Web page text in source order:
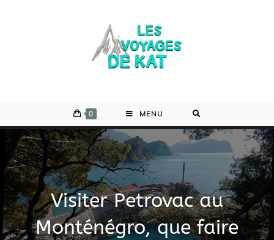
0 MENU
Visiter Petrovac au
Monténégro, que faire